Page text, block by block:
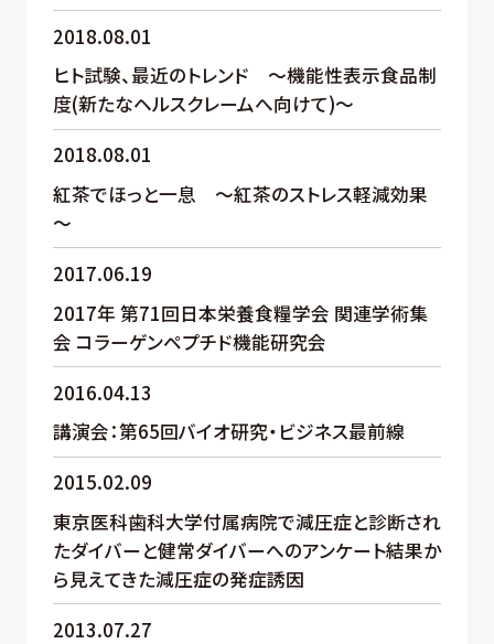
2018.08.01
ヒト試験、最近のトレンド ～機能性表示食品制
度(新たなヘルスクレームへ向けて)～
2018.08.01
紅茶でほっと一息 ～紅茶のストレス軽減効果
～
2017.06.19
2017年 第71回日本栄養食糧学会 関連学術集
会 コラーゲンペプチド機能研究会
2016.04.13
講演会：第65回バイオ研究・ビジネス最前線
2015.02.09
東京医科歯科大学付属病院で減圧症と診断され
たダイバーと健常ダイバーへのアンケート結果か
ら見えてきた減圧症の発症誘因
2013.07.27